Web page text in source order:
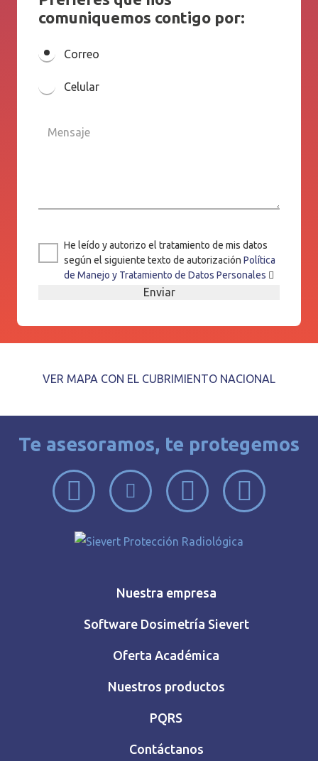
comuniquemos contigo por:
Correo
Celular
He leído y autorizo el tratamiento de mis datos
según el siguiente texto de autorización Política
de Manejo y Tratamiento de Datos Personales
VER MAPA CON EL CUBRIMIENTO NACIONAL
Te asesoramos, te protegemos
Nuestra empresa
Software Dosimetría Sievert
Oferta Académica
Nuestros productos
PQRS
Contáctanos